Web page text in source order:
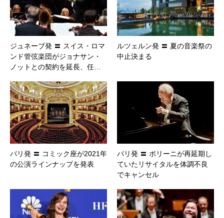
ジュネーブ発 〓 スイス・ロマ
ンド管弦楽団がジョナサン・
ノットとの契約を延長、任…
ルツェルン発 〓 夏の音楽祭の
中止決まる
パリ発 〓 コミック座が2021年
の公演ラインナップを発表
パリ発 〓 ポリーニが再延期し
ていたリサイタルを体調不良
でキャンセル